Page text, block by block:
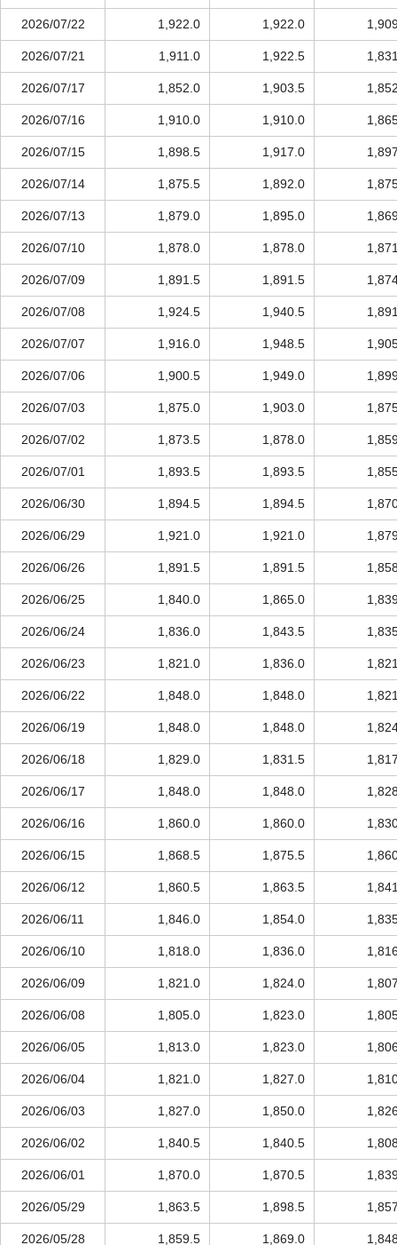
2026/07/22 1,922.0 1,922.0
2026/07/21 1,911.0 1,922.5
2026/07/17 1,852.0 1,903.5
2026/07/16 1,910.0 1,910.0
2026/07/15 1,898.5 1,917.0
2026/07/14 1,875.5 1,892.0
2026/07/13 1,879.0 1,895.0
2026/07/10 1,878.0 1,878.0
2026/07/09 1,891.5 1,891.5
2026/07/08 1,924.5 1,940.5
2026/07/07 1,916.0 1,948.5
2026/07/06 1,900.5 1,949.0
2026/07/03 1,875.0 1,903.0
2026/07/02 1,873.5 1,878.0
2026/07/01 1,893.5 1,893.5
2026/06/30 1,894.5 1,894.5
2026/06/29 1,921.0 1,921.0
2026/06/26 1,891.5 1,891.5
2026/06/25 1,840.0 1,865.0
2026/06/24 1,836.0 1,843.5
2026/06/23 1,821.0 1,836.0
2026/06/22 1,848.0 1,848.0
2026/06/19 1,848.0 1,848.0
2026/06/18 1,829.0 1,831.5
2026/06/17 1,848.0 1,848.0
2026/06/16 1,860.0 1,860.0
2026/06/15 1,868.5 1,875.5
2026/06/12 1,860.5 1,863.5
2026/06/11 1,846.0 1,854.0
2026/06/10 1,818.0 1,836.0
2026/06/09 1,821.0 1,824.0
2026/06/08 1,805.0 1,823.0
2026/06/05 1,813.0 1,823.0
2026/06/04 1,821.0 1,827.0
2026/06/03 1,827.0 1,850.0
2026/06/02 1,840.5 1,840.5
2026/06/01 1,870.0 1,870.5
2026/05/29 1,863.5 1,898.5
2026/05/28 1,859.5 1,869.0